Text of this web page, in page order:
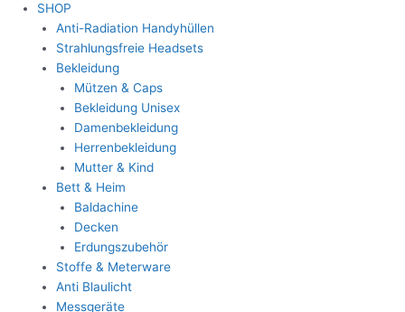
SHOP
Anti-Radiation Handyhüllen
Strahlungsfreie Headsets
Bekleidung
Mützen & Caps
Bekleidung Unisex
Damenbekleidung
Herrenbekleidung
Mutter & Kind
Bett & Heim
Baldachine
Decken
Erdungszubehör
Stoffe & Meterware
Anti Blaulicht
Messgeräte